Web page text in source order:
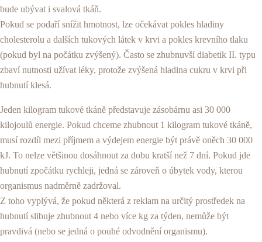
bude ubývat i svalová tkáň.
Pokud se podaří snížit hmotnost, lze očekávat pokles hladiny
cholesterolu a dalších tukových látek v krvi a pokles krevního tlaku
(pokud byl na počátku zvýšený). Často se zhubnuvší diabetik II. typu
zbaví nutnosti užívat léky, protože zvýšená hladina cukru v krvi při
hubnutí klesá.
Jeden kilogram tukové tkáně představuje zásobárnu asi 30 000
kilojoulů energie. Pokud chceme zhubnout 1 kilogram tukové tkáně,
musí rozdíl mezi příjmem a výdejem energie být právě oněch 30 000
kJ. To nelze většinou dosáhnout za dobu kratší než 7 dní. Pokud jde
hubnutí zpočátku rychleji, jedná se zároveň o úbytek vody, kterou
organismus nadměrně zadržoval.
Z toho vyplývá, že pokud některá z reklam na určitý prostředek na
hubnutí slibuje zhubnout 4 nebo více kg za týden, nemůže být
pravdivá (nebo se jedná o pouhé odvodnění organismu).